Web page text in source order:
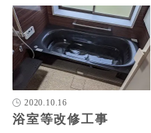
2020.10.16
浴室等改修工事